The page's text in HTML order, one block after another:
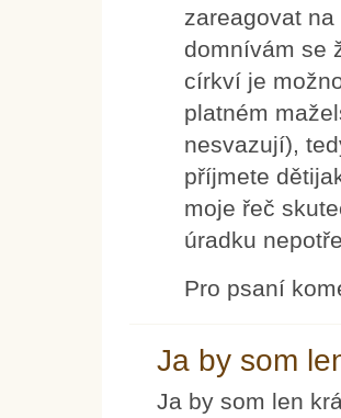
zareagovat
domnívám se
církví je
platném
nesvazují),
příjmete
moje řeč
úradku
Pro psaní
Ja by som
Ja by som len